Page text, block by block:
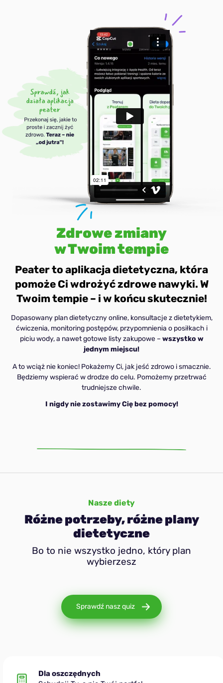
Zdrowe zmiany
w Twoim tempie
Peater to aplikacja dietetyczna, która
pomoże Ci wdrożyć zdrowe nawyki. W
Twoim tempie – i w końcu skutecznie!
Dopasowany plan dietetyczny online, konsultacje z dietetykiem,
ćwiczenia, monitoring postępów, przypomnienia o posiłkach i
piciu wody, a nawet gotowe listy zakupowe – wszystko w
jednym miejscu!
A to wciąż nie koniec! Pokażemy Ci, jak jeść zdrowo i smacznie.
Będziemy wspierać w drodze do celu. Pomożemy przetrwać
trudniejsze chwile.
I nigdy nie zostawimy Cię bez pomocy!
Nasze diety
Różne potrzeby, różne plany
dietetyczne
Bo to nie wszystko jedno, który plan
wybierzesz
Sprawdź nasz quiz
Dla oszczędnych